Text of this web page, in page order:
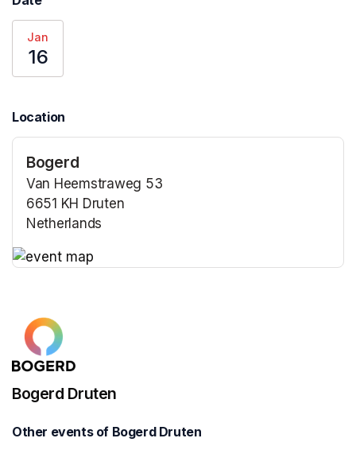
Jan
16
Location
Bogerd
Van Heemstraweg 53
6651 KH Druten
Netherlands
Bogerd Druten
Other events of Bogerd Druten